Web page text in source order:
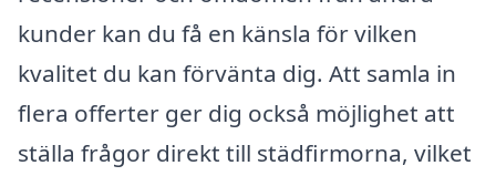
kunder kan du få en känsla för vilken
kvalitet du kan förvänta dig. Att samla in
flera offerter ger dig också möjlighet att
ställa frågor direkt till städfirmorna, vilket